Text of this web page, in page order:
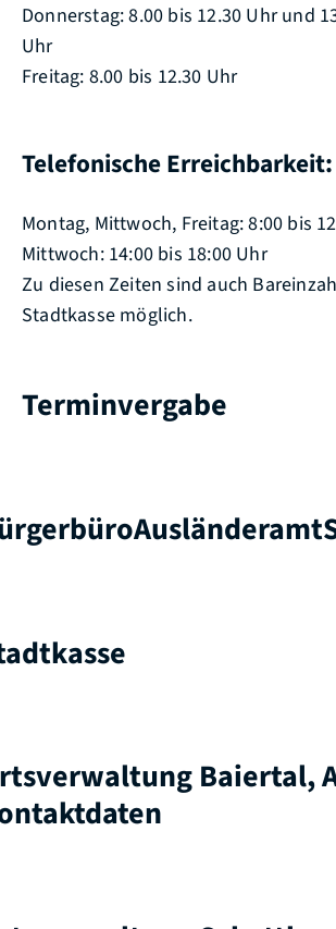
Donnerstag: 8.00 bis 12.30 Uhr und
Uhr
Freitag: 8.00 bis 12.30 Uhr
Telefonische Erreichbarkeit:
Montag, Mittwoch, Freitag: 8:00 bis
Mittwoch: 14:00 bis 18:00 Uhr
Zu diesen Zeiten sind auch
Stadtkasse möglich.
Terminvergabe
Ausländeramt
Baiertal,